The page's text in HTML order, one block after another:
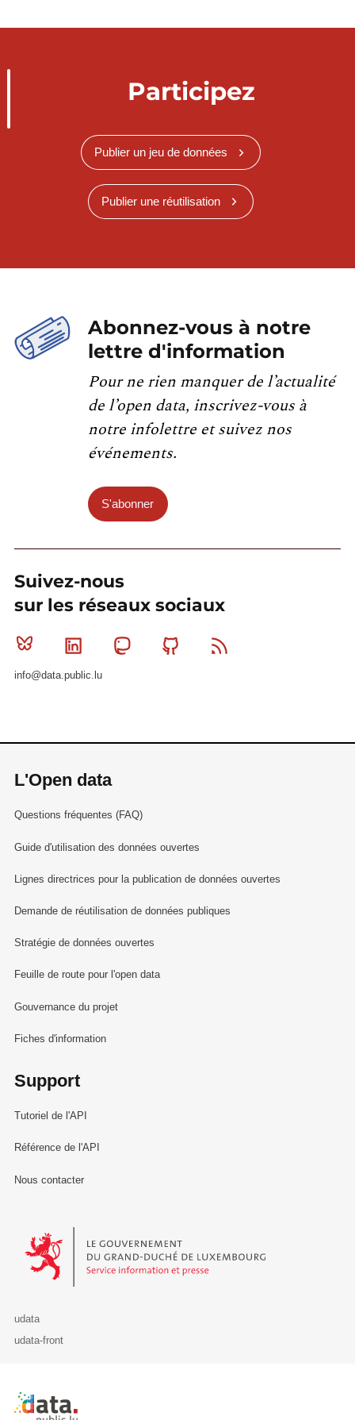
Participez
Publier un jeu de données
Publier une réutilisation
Abonnez-vous à notre
lettre d'information
Pour ne rien manquer de l’actualité
de l’open data, inscrivez-vous à
notre infolettre et suivez nos
événements.
S'abonner
Suivez-nous
sur les réseaux sociaux
Bluesky Linkedin MastodonGithub
info@data.public.lu
L'Open data
Questions fréquentes (FAQ)
Guide d'utilisation des données ouvertes
Lignes directrices pour la publication de données ouvertes
Demande de réutilisation de données publiques
Stratégie de données ouvertes
Feuille de route pour l'open data
Gouvernance du projet
Fiches d'information
Support
Tutoriel de l'API
Référence de l'API
Nous contacter
Le Gouvernement du Grand-Duché de Luxembourg - Service
udata
udata-front
Retour à l'accueil de data.public.lu